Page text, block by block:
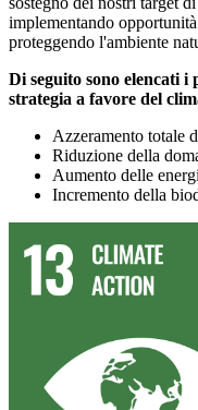
implementando
proteggendo l'ambiente
Di seguito sono elencati i
strategia a favore del
Azzeramento totale
Riduzione della
Aumento delle
Incremento della